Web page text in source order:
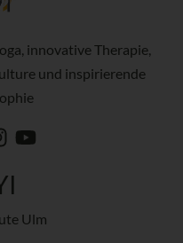
innovative Therapie,
und inspirierende
Ulm